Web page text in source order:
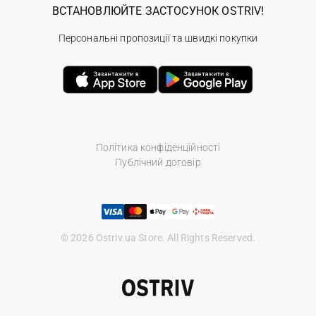
Політика конфіденційності
Публічний договір
© 2026 Ostriv.ua Store. All Rights Reserved.
ВСТАНОВЛЮЙТЕ ЗАСТОСУНОК OSTRIV!
Персональні пропозиції та швидкі покупки